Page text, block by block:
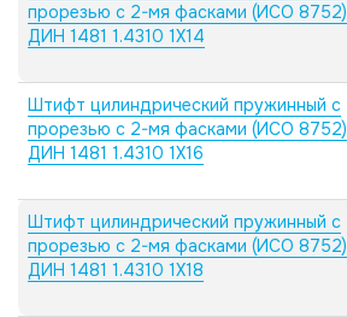
прорезью с 2-мя фасками (ИСО 8752)
ДИН 1481 1.4310 1X14
Штифт цилиндрический пружинный с
прорезью с 2-мя фасками (ИСО 8752)
ДИН 1481 1.4310 1X16
Штифт цилиндрический пружинный с
прорезью с 2-мя фасками (ИСО 8752)
ДИН 1481 1.4310 1X18